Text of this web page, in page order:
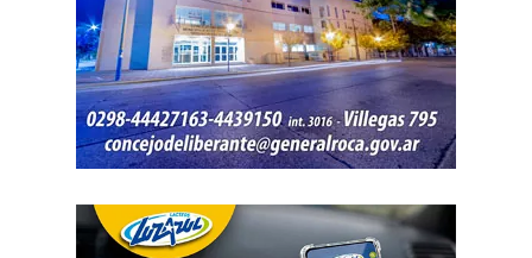
Rabini, señaló que la decisión del gobierno de derogar el
Estatuto del Periodista Profesional «es parte de la
reforma laboral que vinimos a denunciar y demuestra que
existe una política sistemática destinada a lesionar la
libertad sindical y el derecho a huelga. Al debilitar los
convenios y facilitar el despido de delegados, se busca
desarticular la organización colectiva que históricamente
garantizó la pluralidad de voces en nuestro país».
guardia urbana, migraciones, los controles sanitarios en
puertos y aduanas del el Senasa, radiooperadores de
medios públicos, personal de manejo de incendios
forestales, agentes de tránsito, controladores aéreos, la
Comisión Nacional de Regulación de Transporte (CNRT),
migraciones y mantenimiento de plantas nucleares, como
municipios, entre otros. Además, sólo se garantizarán
vuelos sanitarios y de Estado por parte de la